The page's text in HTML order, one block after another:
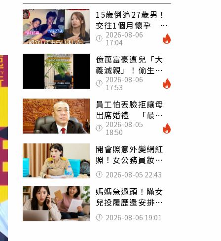
15歲倒追27歲男！
交往1個月懷孕 36
歲當阿嬤故事曝光
2026-08-06
17:04
億萬富豪遭兒「大
義滅親」！偷生子
怕曝光 竟盜鄰居
身份辦假證落戶
2026-08-06
17:53
員工怕丟臉拒讓母
出席婚禮 「最愛
發錢老闆」震怒開
除：我看不起你
2026-08-05
18:50
開會照意外變網紅
照！女公務員妝容
掀2千則留言 本人
怒嗆：化妝有錯嗎
2026-08-05 22:43
媽媽急過頭！瞞女
兒投履歷還安排面
試 她接來電當場
傻眼
2026-08-06 19:01